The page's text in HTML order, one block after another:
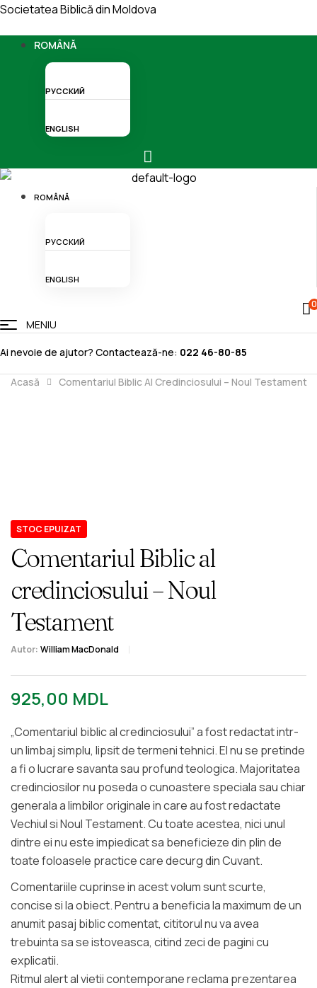
Societatea Biblică din Moldova
Menu ROMÂNĂ
РУССКИЙ
ENGLISH
Menu ROMÂNĂ
РУССКИЙ
ENGLISH
0
MENIU
Ai nevoie de ajutor? Contactează-ne: 022 46-80-85
Acasă Comentariul Biblic Al Credinciosului – Noul Testament
STOC EPUIZAT
Comentariul Biblic al
credinciosului – Noul
Testament
Autor: William MacDonald
925,00 MDL
„Comentariul biblic al credinciosului” a fost redactat intr-
un limbaj simplu, lipsit de termeni tehnici. El nu se pretinde
a fi o lucrare savanta sau profund teologica. Majoritatea
credinciosilor nu poseda o cunoastere speciala sau chiar
generala a limbilor originale in care au fost redactate
Vechiul si Noul Testament. Cu toate acestea, nici unul
dintre ei nu este impiedicat sa beneficieze din plin de
toate foloasele practice care decurg din Cuvant.
Comentariile cuprinse in acest volum sunt scurte,
concise si la obiect. Pentru a beneficia la maximum de un
anumit pasaj biblic comentat, cititorul nu va avea
trebuinta sa se istoveasca, citind zeci de pagini cu
explicatii.
Ritmul alert al vietii contemporane reclama prezentarea